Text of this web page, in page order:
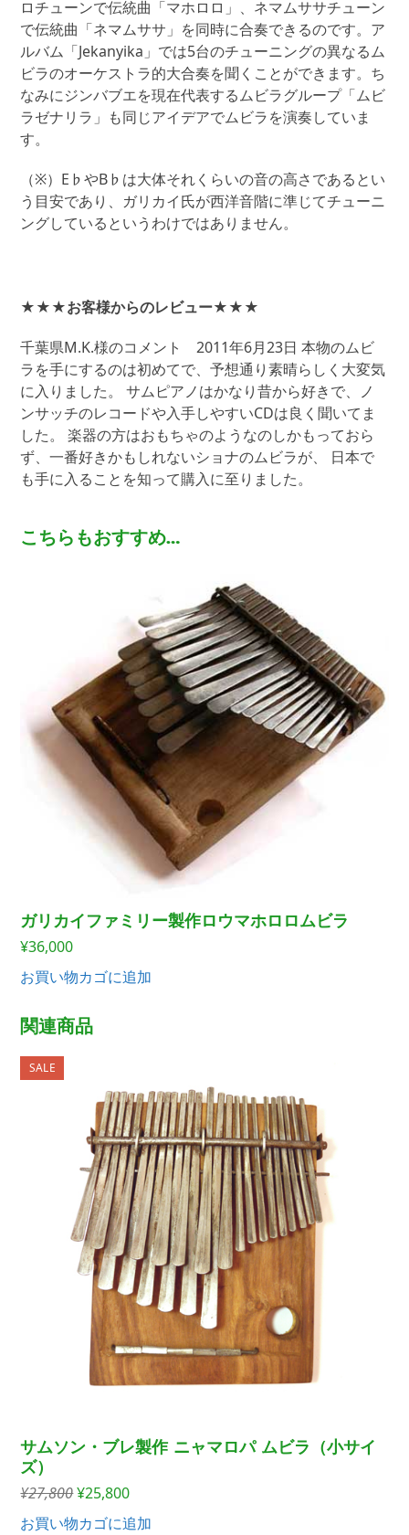
ロチューンで伝統曲「マホロロ」、ネマムササチューン
で伝統曲「ネマムササ」を同時に合奏できるのです。ア
ルバム「Jekanyika」では5台のチューニングの異なるム
ビラのオーケストラ的大合奏を聞くことができます。ち
なみにジンバブエを現在代表するムビラグループ「ムビ
ラゼナリラ」も同じアイデアでムビラを演奏していま
す。
（※）E♭やB♭は大体それくらいの音の高さであるとい
う目安であり、ガリカイ氏が西洋音階に準じてチューニ
ングしているというわけではありません。
★★★お客様からのレビュー★★★
千葉県M.K.様のコメント 2011年6月23日 本物のムビ
ラを手にするのは初めてで、予想通り素晴らしく大変気
に入りました。 サムピアノはかなり昔から好きで、ノ
ンサッチのレコードや入手しやすいCDは良く聞いてま
した。 楽器の方はおもちゃのようなのしかもっておら
ず、一番好きかもしれないショナのムビラが、 日本で
も手に入ることを知って購入に至りました。
こちらもおすすめ…
ガリカイファミリー製作ロウマホロロムビラ
¥36,000
お買い物カゴに追加
関連商品
SALE
サムソン・ブレ製作 ニャマロパ ムビラ（小サイ
ズ）
¥27,800元
¥25,800現
在
お買い物カゴに追加